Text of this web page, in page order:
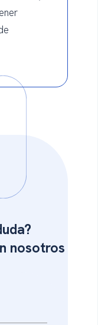
nosotros